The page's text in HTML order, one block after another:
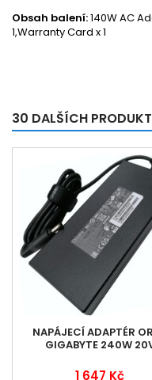
Obsah balení:140W AC
1,Warranty Card x 1
30 DALŠÍCH
NAPÁJECÍ ADAPTÉR
GIGABYTE 240W
1 647 Kč